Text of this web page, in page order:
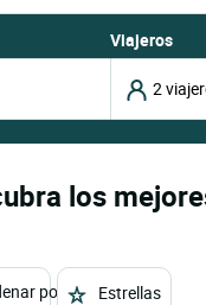
Viajeros
los
por Estrellas